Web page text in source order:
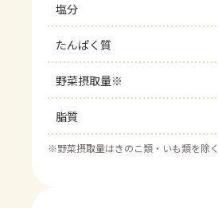
塩分
たんぱく質
野菜摂取量※
脂質
※野菜摂取量はきのこ類・いも類を除く